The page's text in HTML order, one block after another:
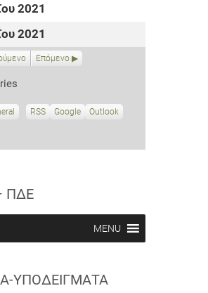
2021
2021
Επόμενο
RSS
S
s
e
Google
S
s
e
Outlook
ΠΔΕ
MENU
ΥΠΟΔΕΙΓΜΑΤΑ